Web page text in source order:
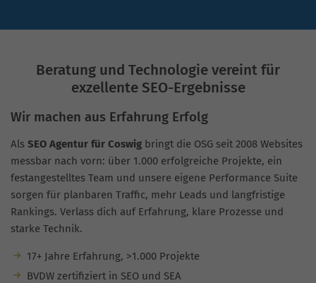
Beratung und Technologie vereint für
exzellente SEO-Ergebnisse
Wir machen aus Erfahrung Erfolg
Als SEO Agentur für Coswig bringt die OSG seit 2008 Websites
messbar nach vorn: über 1.000 erfolgreiche Projekte, ein
festangestelltes Team und unsere eigene Performance Suite
sorgen für planbaren Traffic, mehr Leads und langfristige
Rankings. Verlass dich auf Erfahrung, klare Prozesse und
starke Technik.
17+ Jahre Erfahrung, >1.000 Projekte
BVDW zertifiziert in SEO und SEA